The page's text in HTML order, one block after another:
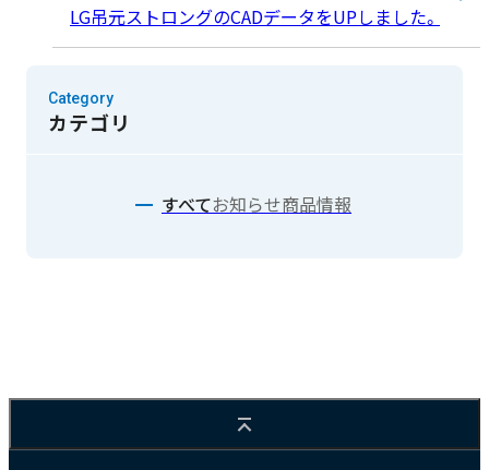
LG吊元ストロングのCADデータをUPしました。
Category
カテゴリ
すべてお知らせ商品情報